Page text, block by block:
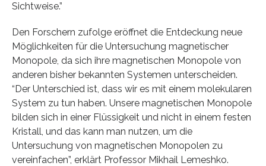
Sichtweise.”
Den Forschern zufolge eröffnet die Entdeckung neue
Möglichkeiten für die Untersuchung magnetischer
Monopole, da sich ihre magnetischen Monopole von
anderen bisher bekannten Systemen unterscheiden.
“Der Unterschied ist, dass wir es mit einem molekularen
System zu tun haben. Unsere magnetischen Monopole
bilden sich in einer Flüssigkeit und nicht in einem festen
Kristall, und das kann man nutzen, um die
Untersuchung von magnetischen Monopolen zu
vereinfachen”, erklärt Professor Mikhail Lemeshko.